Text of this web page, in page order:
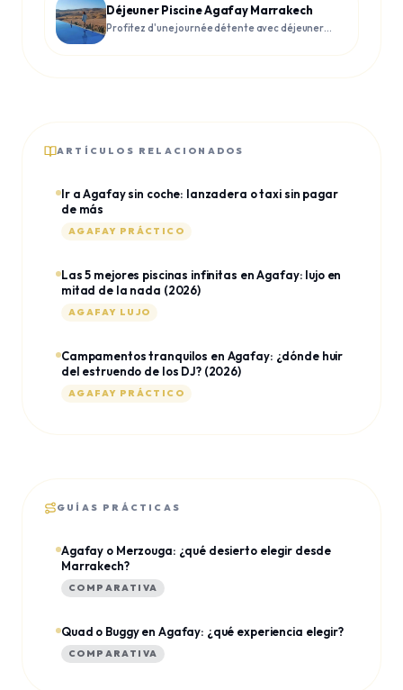
Déjeuner Piscine Agafay Marrakech
Profitez d'une journée détente avec déjeuner
ARTÍCULOS RELACIONADOS
Ir a Agafay sin coche: lanzadera o taxi sin pagar
de más
AGAFAY PRÁCTICO
Las 5 mejores piscinas infinitas en Agafay: lujo en
mitad de la nada (2026)
AGAFAY LUJO
Campamentos tranquilos en Agafay: ¿dónde huir
del estruendo de los DJ? (2026)
AGAFAY PRÁCTICO
GUÍAS PRÁCTICAS
Agafay o Merzouga: ¿qué desierto elegir desde
Marrakech?
COMPARATIVA
Quad o Buggy en Agafay: ¿qué experiencia elegir?
COMPARATIVA